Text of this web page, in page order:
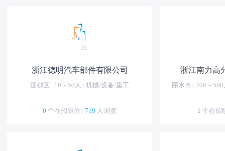
浙江德明汽车部件有限公司
莲都区 10～50人 机械/设备/重工
0 个在招职位 719 人浏览
浙江南力高
丽水市 200～500
1 个在招